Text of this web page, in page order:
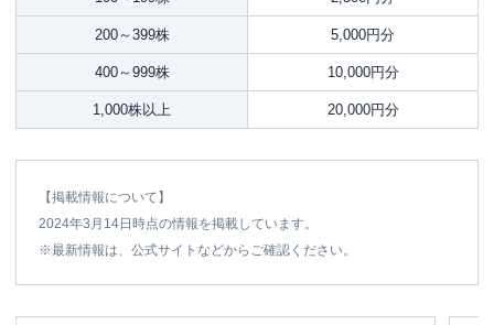
200～399株 5,000円分
400～999株 10,000円分
1,000株以上 20,000円分
【掲載情報について】
2024年3月14日時点の情報を掲載しています。
※最新情報は、公式サイトなどからご確認ください。